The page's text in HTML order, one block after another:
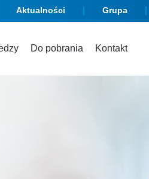
Aktualności Grupa
Do pobrania Kontakt